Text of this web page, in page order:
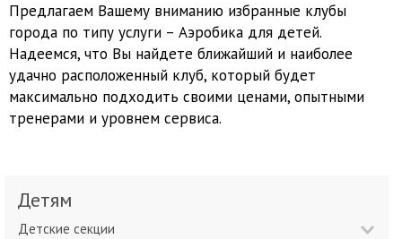
Предлагаем Вашему вниманию избранные клубы
города по типу услуги – Аэробика для детей.
Надеемся, что Вы найдете ближайший и наиболее
удачно расположенный клуб, который будет
максимально подходить своими ценами, опытными
тренерами и уровнем сервиса.
Детям
Детские секции